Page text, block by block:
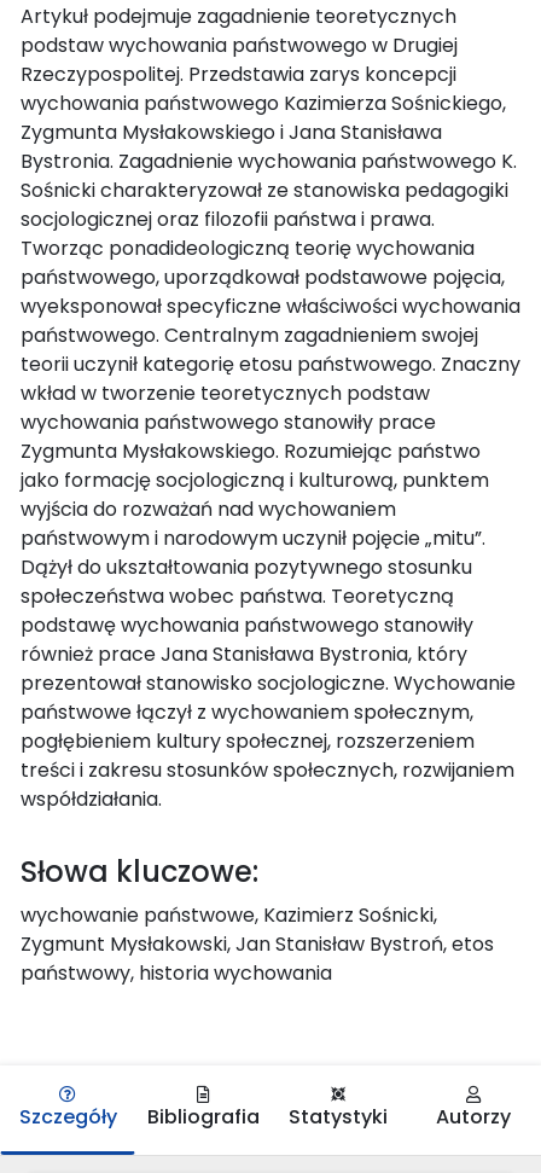
Artykuł podejmuje zagadnienie teoretycznych
podstaw wychowania państwowego w Drugiej
Rzeczypospolitej. Przedstawia zarys koncepcji
wychowania państwowego Kazimierza Sośnickiego,
Zygmunta Mysłakowskiego i Jana Stanisława
Bystronia. Zagadnienie wychowania państwowego K.
Sośnicki charakteryzował ze stanowiska pedagogiki
socjologicznej oraz filozofii państwa i prawa.
Tworząc ponadideologiczną teorię wychowania
państwowego, uporządkował podstawowe pojęcia,
wyeksponował specyficzne właściwości wychowania
państwowego. Centralnym zagadnieniem swojej
teorii uczynił kategorię etosu państwowego. Znaczny
wkład w tworzenie teoretycznych podstaw
wychowania państwowego stanowiły prace
Zygmunta Mysłakowskiego. Rozumiejąc państwo
jako formację socjologiczną i kulturową, punktem
wyjścia do rozważań nad wychowaniem
państwowym i narodowym uczynił pojęcie „mitu”.
Dążył do ukształtowania pozytywnego stosunku
społeczeństwa wobec państwa. Teoretyczną
podstawę wychowania państwowego stanowiły
również prace Jana Stanisława Bystronia, który
prezentował stanowisko socjologiczne. Wychowanie
państwowe łączył z wychowaniem społecznym,
pogłębieniem kultury społecznej, rozszerzeniem
treści i zakresu stosunków społecznych, rozwijaniem
współdziałania.
Słowa kluczowe:
wychowanie państwowe, Kazimierz Sośnicki,
Zygmunt Mysłakowski, Jan Stanisław Bystroń, etos
państwowy, historia wychowania
Szczegóły Bibliografia Statystyki Autorzy